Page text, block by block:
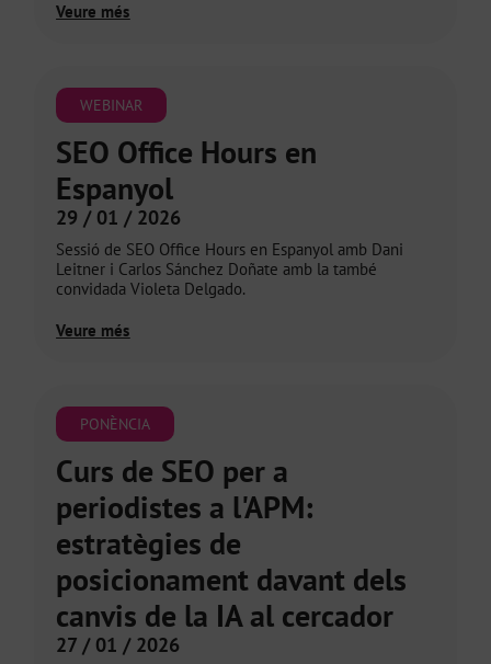
Veure més
WEBINAR
SEO Office Hours en
Espanyol
29 / 01 / 2026
Sessió de SEO Office Hours en Espanyol amb Dani
Leitner i Carlos Sánchez Doñate amb la també
convidada Violeta Delgado.
Veure més
PONÈNCIA
Curs de SEO per a
periodistes a l'APM:
estratègies de
posicionament davant dels
canvis de la IA al cercador
27 / 01 / 2026